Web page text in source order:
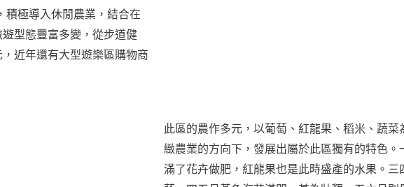
積極導入休閒農業，結合在
型態豐富多變，從步道健
近年還有大型遊樂區購物商
此區的農作多元，以葡萄、紅龍果、稻米、蔬
緻農業的方向下，發展出屬於此區獨有的特色
滿了花卉做肥，紅龍果也是此時盛產的水果。